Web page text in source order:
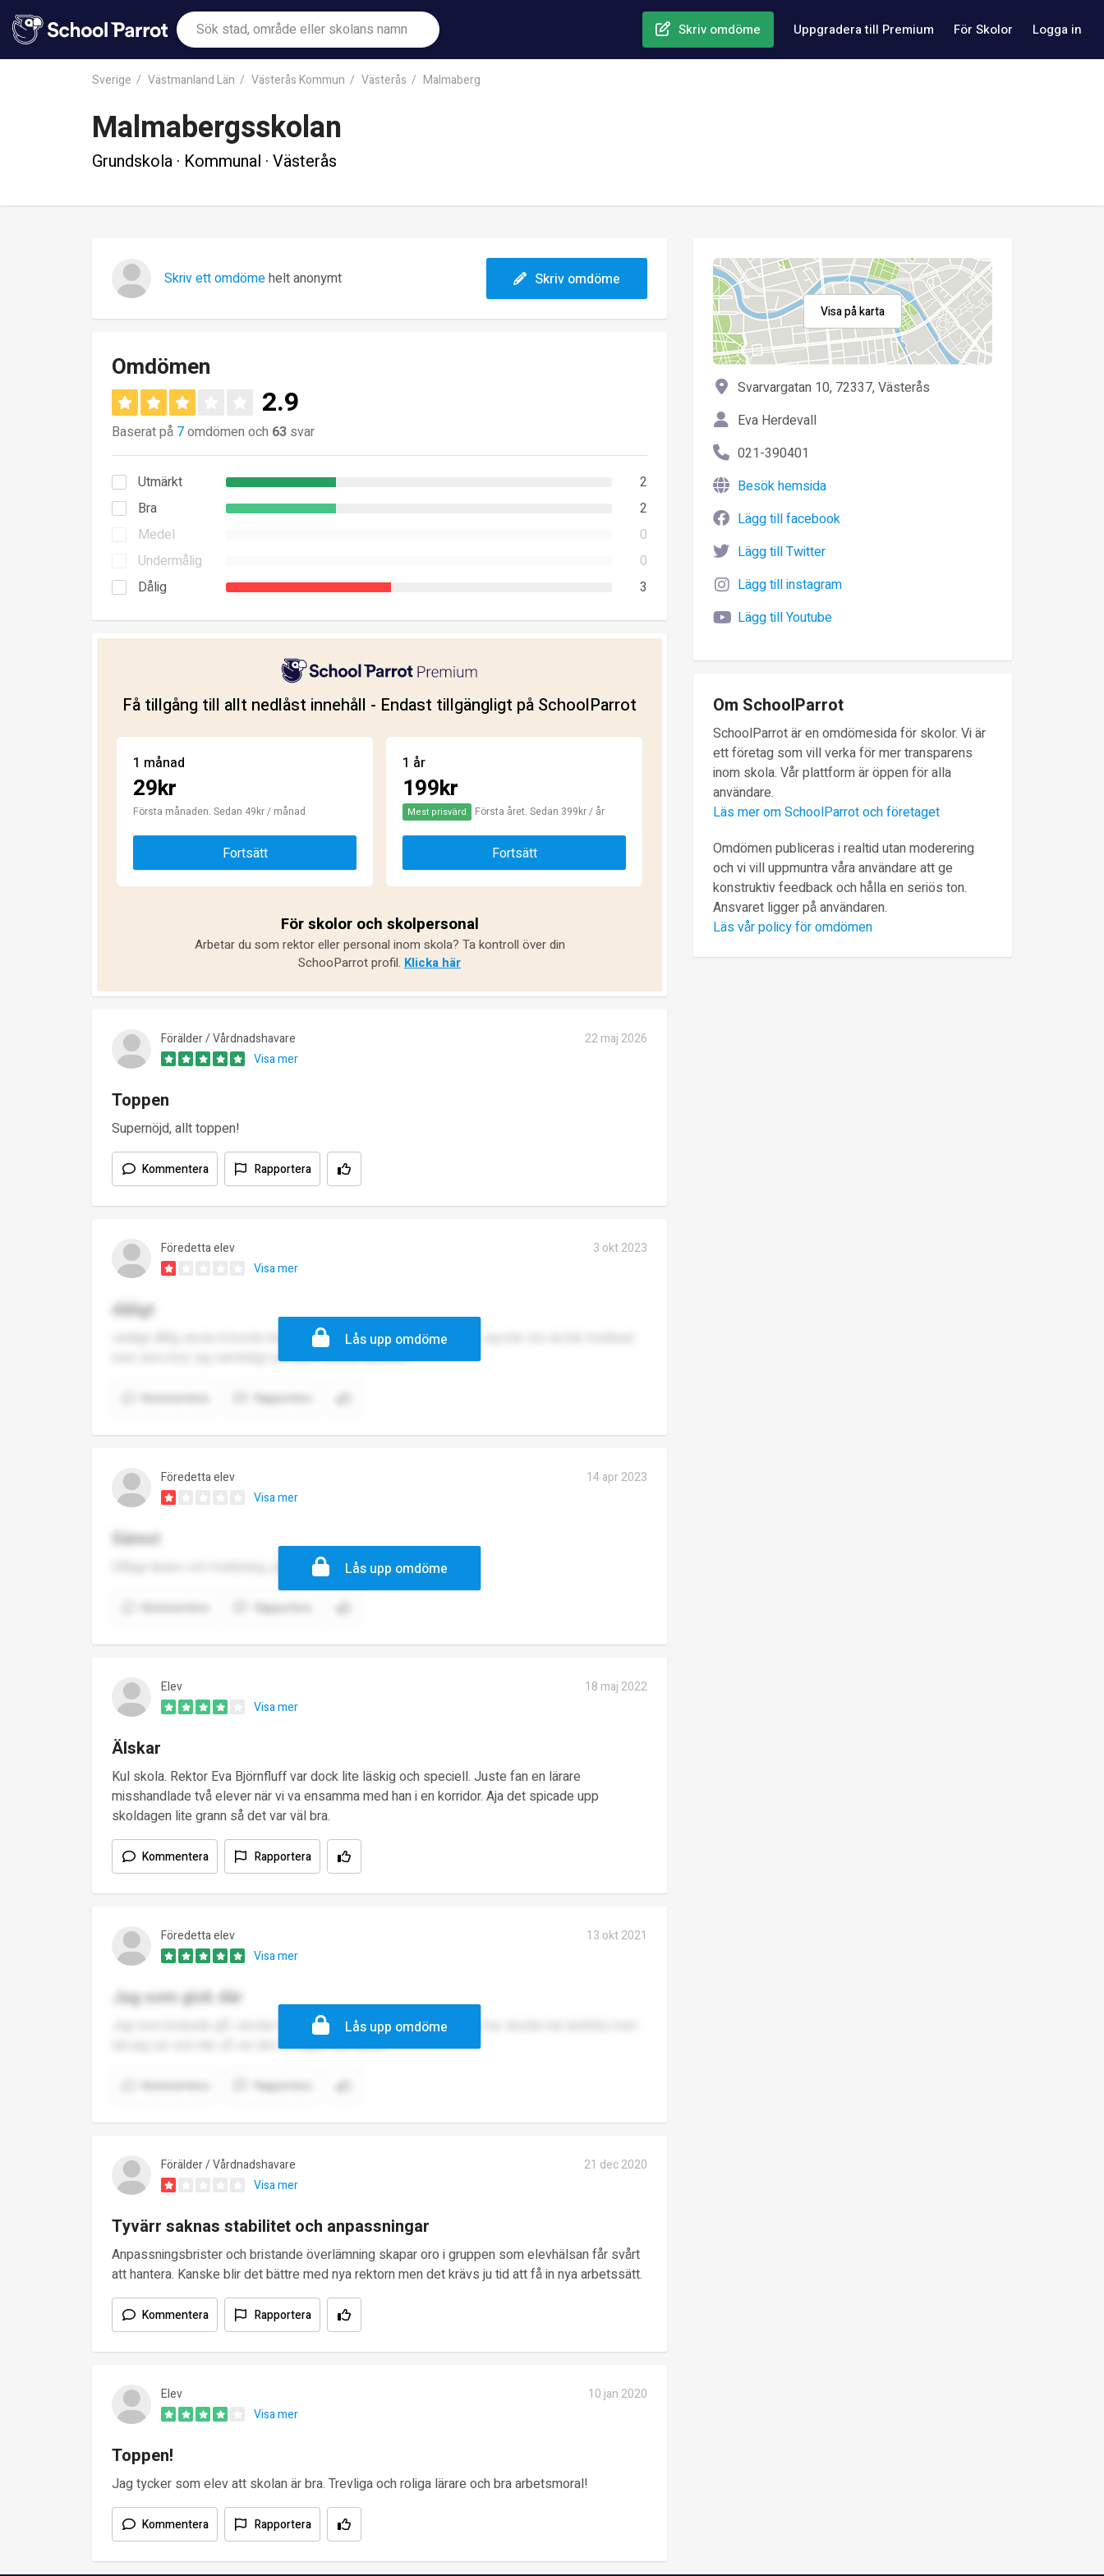
Skriv omdöme Uppgradera till Premium För Skolor Logga in
Sverige Västmanland Län Västerås Kommun Västerås Malmaberg
Malmabergsskolan
Grundskola · Kommunal · Västerås
Skriv ett omdömehelt anonymt Skriv omdöme
Omdömen
2.9
Baserat på 7omdömen och 63 svar
Utmärkt
2
Bra
2
Medel
0
Undermålig
0
Dålig
3
Få tillgång till allt nedlåst innehåll - Endast tillgängligt på SchoolParrot
1 månad
29kr
Första månaden. Sedan 49kr / månad
Fortsätt
1 år
199kr
Mest prisvärd Första året. Sedan 399kr / år
Fortsätt
För skolor och skolpersonal
Arbetar du som rektor eller personal inom skola? Ta kontroll över din
SchooParrot profil. Klicka här
Förälder / Vårdnadshavare
22 maj 2026
Visa mer
Toppen
Supernöjd, allt toppen!
Kommentera Rapportera
Föredetta elev
3 okt 2023
Visa mer
dåligt
väldigt dålig skola ni borde inte låta era barn börja där lärarna bryr sig inte om du blir mobbad
men dom bryr sig samtidigt om dem minsta sakerna
Rapportera
Lås upp omdöme
Föredetta elev
14 apr 2023
Visa mer
Sämst
Dåliga lärare och mobbning.Jag rekommenderar inte.
Rapportera
Lås upp omdöme
Elev
18 maj 2022
Visa mer
Älskar
Kul skola. Rektor Eva Björnfluff var dock lite läskig och speciell. Juste fan en lärare
misshandlade två elever när vi va ensamma med han i en korridor. Aja det spicade upp
skoldagen lite grann så det var väl bra.
Kommentera Rapportera
Föredetta elev
13 okt 2021
Visa mer
Jag som gick där
Jag som brukade gå i skolan tycker värkligen om den, jag vet inte hur skolan har ändrats men
när jag var sist där så var det en super bra skola
Rapportera
Lås upp omdöme
Förälder / Vårdnadshavare
21 dec 2020
Visa mer
Tyvärr saknas stabilitet och anpassningar
Anpassningsbrister och bristande överlämning skapar oro i gruppen som elevhälsan får svårt
att hantera. Kanske blir det bättre med nya rektorn men det krävs ju tid att få in nya arbetssätt.
Kommentera Rapportera
Elev
10 jan 2020
Visa mer
Toppen!
Jag tycker som elev att skolan är bra. Trevliga och roliga lärare och bra arbetsmoral!
Kommentera Rapportera
Visa på karta
Svarvargatan 10, 72337, Västerås
Eva Herdevall
021-390401
Besök hemsida
Lägg till facebook
Lägg till Twitter
Lägg till instagram
Lägg till Youtube
Om SchoolParrot
SchoolParrot är en omdömesida för skolor. Vi är
ett företag som vill verka för mer transparens
inom skola. Vår plattform är öppen för alla
användare.
Läs mer om SchoolParrot och företaget
Omdömen publiceras i realtid utan moderering
och vi vill uppmuntra våra användare att ge
konstruktiv feedback och hålla en seriös ton.
Ansvaret ligger på användaren.
Läs vår policy för omdömen